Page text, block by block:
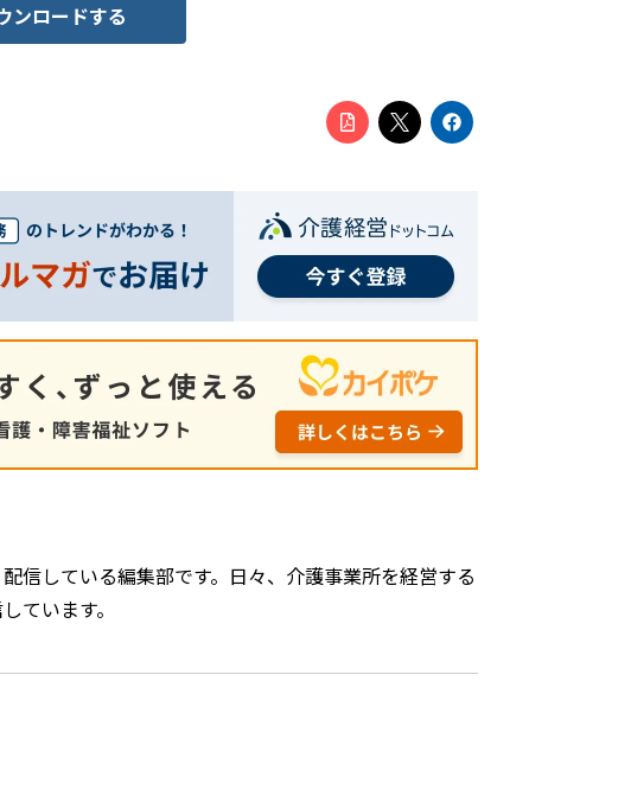
ンロードする
信している編集部です。日々、介護事業所を経営する
ています。